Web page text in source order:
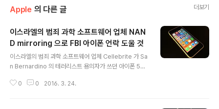
Apple 의 다른 글 더보기
이스라엘의 범죄 과학 소프트웨어 업체 NAN
D mirroring 으로 FBI 아이폰 언락 도울 것
이스라엘의 범죄 과학 소프트웨어 업체 Cellebrite 가 Sa
n Bernardino 의 테러리스트 용의자가 쓰던 아이폰 5C
C를 언락하고자 애플에게 도움을 요청했으나 이를 거부했
0 0 2016. 3. 24.